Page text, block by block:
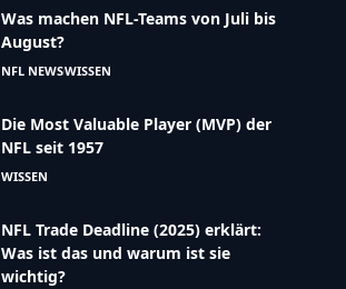
Was machen NFL-Teams von Juli bis
August?
NFL NEWSWISSEN
Die Most Valuable Player (MVP) der
NFL seit 1957
WISSEN
NFL Trade Deadline (2025) erklärt:
Was ist das und warum ist sie
wichtig?